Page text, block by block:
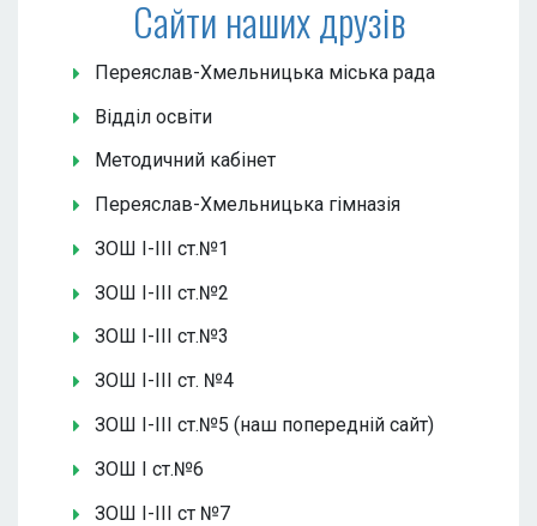
Сайти наших друзів
Переяслав-Хмельницька міська рада
Відділ освіти
Методичний кабінет
Переяслав-Хмельницька гімназія
ЗОШ І-ІІІ ст.№1
ЗОШ І-ІІІ ст.№2
ЗОШ І-ІІІ ст.№3
ЗОШ І-ІІІ ст. №4
ЗОШ І-ІІІ ст.№5 (наш попередній сайт)
ЗОШ І ст.№6
ЗОШ І-ІІІ ст №7